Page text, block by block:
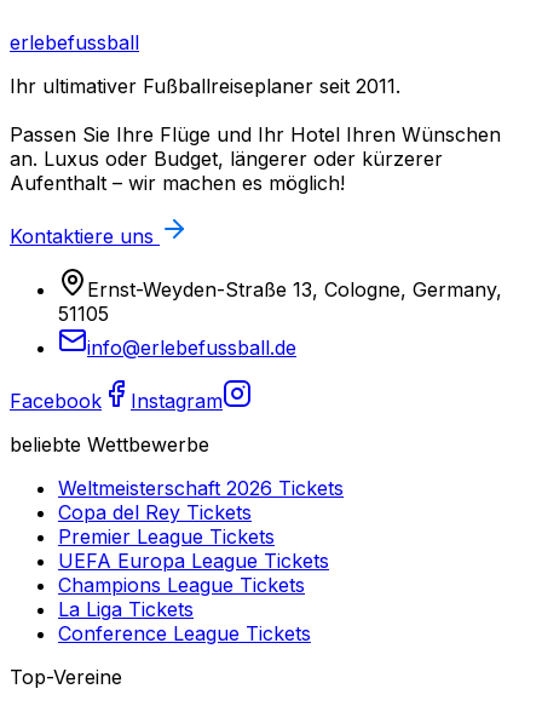
erlebefussball
Ihr ultimativer Fußballreiseplaner seit 2011.
Passen Sie Ihre Flüge und Ihr Hotel Ihren Wünschen
an. Luxus oder Budget, längerer oder kürzerer
Aufenthalt – wir machen es möglich!
Kontaktiere uns
Ernst-Weyden-Straße 13, Cologne, Germany,
51105
info@erlebefussball.de
Facebook
Instagram
beliebte Wettbewerbe
Weltmeisterschaft 2026 Tickets
Copa del Rey Tickets
Premier League Tickets
UEFA Europa League Tickets
Champions League Tickets
La Liga Tickets
Conference League Tickets
Top-Vereine